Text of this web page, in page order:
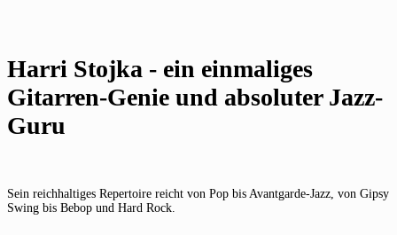
Harri Stojka - ein einmaliges
Gitarren-Genie und absoluter Jazz-
Guru
Sein reichhaltiges Repertoire reicht von Pop bis Avantgarde-Jazz, von Gipsy
Swing bis Bebop und Hard Rock.